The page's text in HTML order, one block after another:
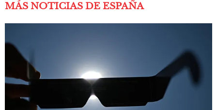
MÁS NOTICIAS DE ESPAÑA